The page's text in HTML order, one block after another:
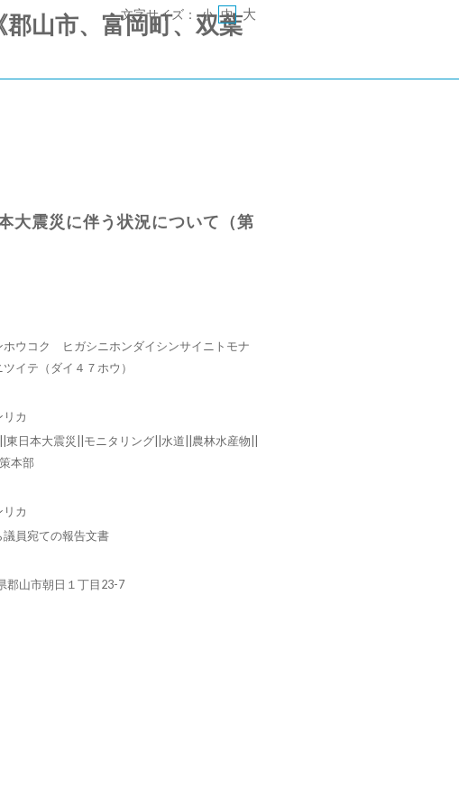
山市、富岡町、双葉
文字サイズ： 小 中 大
震災に伴う状況について（第
ウコク ヒガシニホンダイシンサイニトモナ
イテ（ダイ４７ホウ）
カ
日本大震災||モニタリング||水道||農林水産物||
本部
カ
員宛ての報告文書
郡山市朝日１丁目23-7